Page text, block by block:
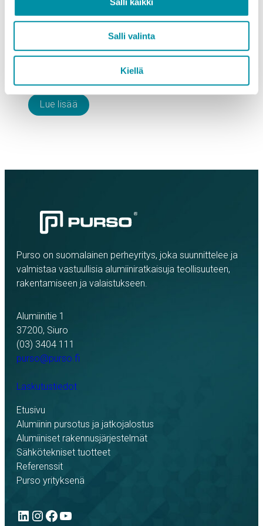
Salli valinta
Kiellä
Joutsenmerkki. Sen rakentamisessa käytettiin
Greenline-alumiinista valmistettuja Purson
rakennuksen on täytettävä tiukat
ympäristövaatimukset. Merenojan…
Lue lisää
Purso on suomalainen perheyritys, joka suunnittelee ja
valmistaa vastuullisia alumiiniratkaisuja teollisuuteen,
rakentamiseen ja valaistukseen.
Alumiinitie 1
37200, Siuro
(03) 3404 111
purso@purso.fi
Laskutustiedot
Etusivu
Alumiinin pursotus ja jatkojalostus
Alumiiniset rakennusjärjestelmät
Sähkötekniset tuotteet
Referenssit
Purso yrityksenä
LinkedIn
Instagram
Facebook
YouTube